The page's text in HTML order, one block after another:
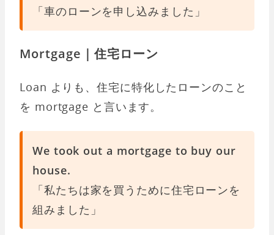
「車のローンを申し込みました」
Mortgage｜住宅ローン
Loan よりも、住宅に特化したローンのこと
を mortgage と言います。
We took out a mortgage to buy our
house.
「私たちは家を買うために住宅ローンを
組みました」